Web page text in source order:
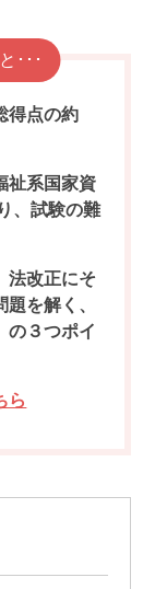
･･･
得点の約
祉系国家資
、試験の難
法改正にそ
を解く、
の３つポイ
ら